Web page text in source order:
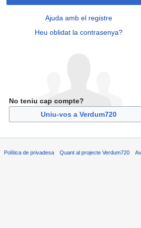
Ajuda amb el registre
Heu oblidat la contrasenya?
No teniu cap compte?
Uniu-vos a Verdum720
Política de privadesa Quant al projecte Verdum720